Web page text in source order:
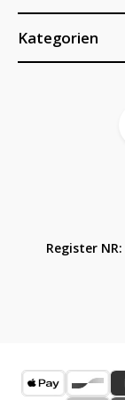
Kategorien
Register NR: